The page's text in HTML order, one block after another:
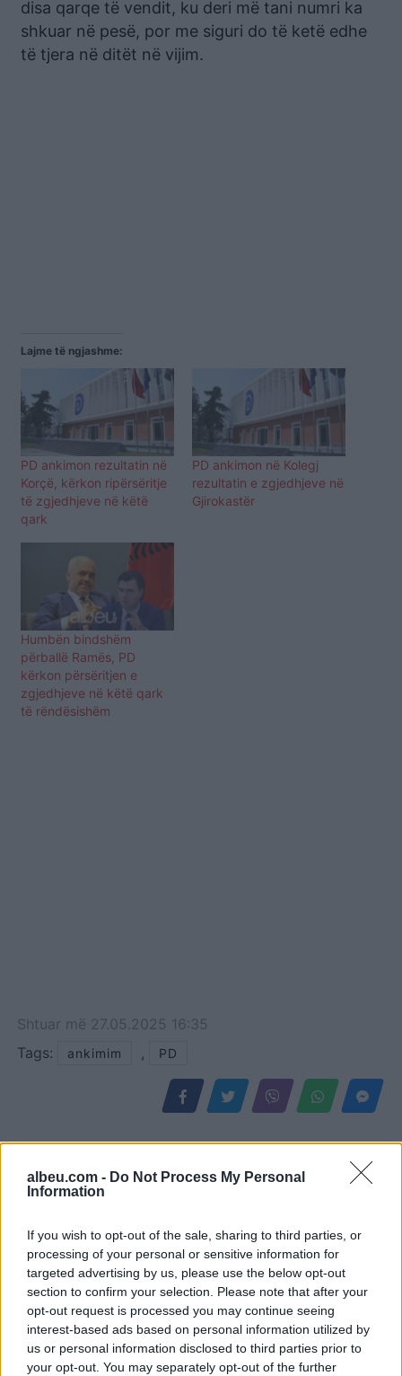
albeu.com - Do Not Process My Personal
Information
If you wish to opt-out of the sale, sharing to third parties, or
processing of your personal or sensitive information for
targeted advertising by us, please use the below opt-out
section to confirm your selection. Please note that after your
opt-out request is processed you may continue seeing
interest-based ads based on personal information utilized by
us or personal information disclosed to third parties prior to
your opt-out. You may separately opt-out of the further
disa qarqe të vendit, ku deri më tani numri ka
shkuar në pesë, por me siguri do të ketë edhe
të tjera në ditët në vijim.
Lajme të ngjashme:
PD ankimon rezultatin në
Korçë, kërkon ripërsëritje
të zgjedhjeve në këtë
qark
PD ankimon në Kolegj
rezultatin e zgjedhjeve në
Gjirokastër
Humbën bindshëm
përballë Ramës, PD
kërkon përsëritjen e
zgjedhjeve në këtë qark
të rëndësishëm
Shtuar më 27.05.2025 16:35
Tags:
ankimim , PD
Reforma territoriale/
Cërriku hap konsultimet
publike, Doka: Qëndrimi
Ilir Beqaj doli nga burgu,
vajza e ish-ministrit të
Shëndetësisë heq dorë